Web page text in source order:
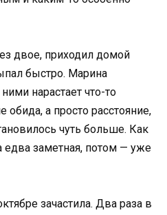
двое, приходил домой
быстро. Марина
нарастает что-то
а просто расстояние,
чуть больше. Как
едва заметная, потом — уже
зачастила. Два раза в